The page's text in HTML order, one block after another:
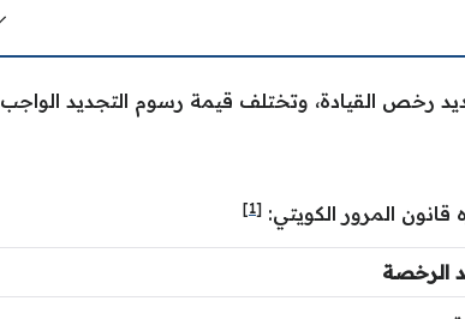
رخص القيادة، وتختلف قيمة رسوم التجديد الواجب
المرور الكويتي: [1]
الرخصة